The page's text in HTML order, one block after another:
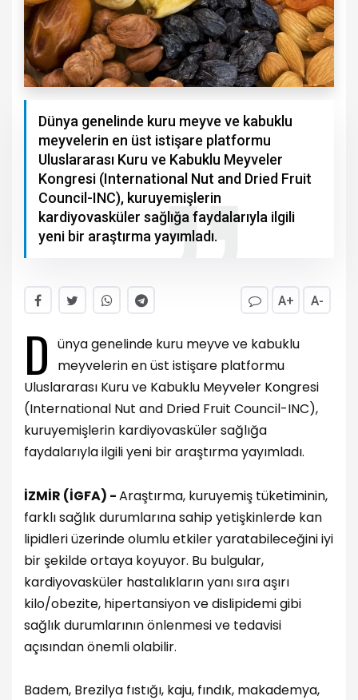
Dünya genelinde kuru meyve ve kabuklu
meyvelerin en üst istişare platformu
Uluslararası Kuru ve Kabuklu Meyveler
Kongresi (International Nut and Dried Fruit
Council-INC), kuruyemişlerin
kardiyovasküler sağlığa faydalarıyla ilgili
yeni bir araştırma yayımladı.
A+ A-
D ünya genelinde kuru meyve ve kabuklu
meyvelerin en üst istişare platformu
Uluslararası Kuru ve Kabuklu Meyveler Kongresi
(International Nut and Dried Fruit Council-INC),
kuruyemişlerin kardiyovasküler sağlığa
faydalarıyla ilgili yeni bir araştırma yayımladı.
İZMİR (İGFA) -Araştırma, kuruyemiş tüketiminin,
farklı sağlık durumlarına sahip yetişkinlerde kan
lipidleri üzerinde olumlu etkiler yaratabileceğini iyi
bir şekilde ortaya koyuyor. Bu bulgular,
kardiyovasküler hastalıkların yanı sıra aşırı
kilo/obezite, hipertansiyon ve dislipidemi gibi
sağlık durumlarının önlenmesi ve tedavisi
açısından önemli olabilir.
Badem, Brezilya fıstığı, kaju, fındık, makademya,